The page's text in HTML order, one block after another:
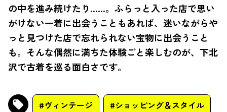
の中を進み続けたり……。ふらっと入った店で思い
がけない一着に出会うこともあれば、迷いながらや
っと見つけた店で忘れられない宝物に出会うこと
も。そんな偶然に満ちた体験ごと楽しむのが、下北
沢で古着を巡る面白さです。
#ヴィンテージ #ショッピング＆スタイル